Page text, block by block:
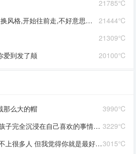
21785℃
21444℃
往前走,不好意思啊这一次,我一定要赢
21309℃
20100℃
爱到发了颠
3990℃
那么大的帽
3229℃
在自己喜欢的事情里 最可爱了 剩下的我会圆场
3015℃
么都好 我想告诉你 我对你的爱是兜底 是连你自己都不喜欢自己的时候 还有我来爱你